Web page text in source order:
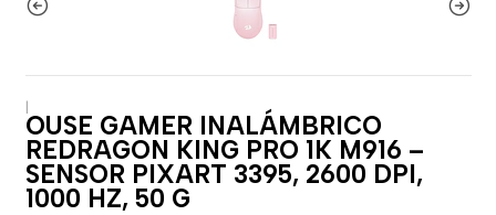
|
OUSE GAMER INALÁMBRICO
REDRAGON KING PRO 1K M916 –
SENSOR PIXART 3395, 2600 DPI,
1000 HZ, 50 G